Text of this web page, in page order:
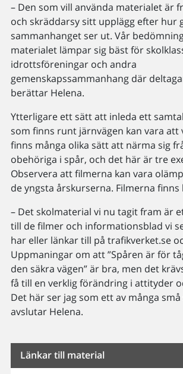
– Den som vill använda materialet är
och skräddarsy sitt upplägg efter hur
sammanhanget ser ut. Vår
materialet lämpar sig bäst för
idrottsföreningar och andra
gemenskapssammanhang där
berättar Helena.
Ytterligare ett sätt att inleda ett
som finns runt järnvägen kan vara att
finns många olika sätt att närma sig
obehöriga i spår, och det här är tre
Observera att filmerna kan vara
de yngsta årskurserna. Filmerna finns
– Det skolmaterial vi nu tagit fram är
till de filmer och informationsblad vi
har eller länkar till på trafikverket.se
Uppmaningar om att ”Spåren är för
den säkra vägen” är bra, men det
få till en verklig förändring i attityder
Det här ser jag som ett av många små
avslutar Helena.
Länkar till material